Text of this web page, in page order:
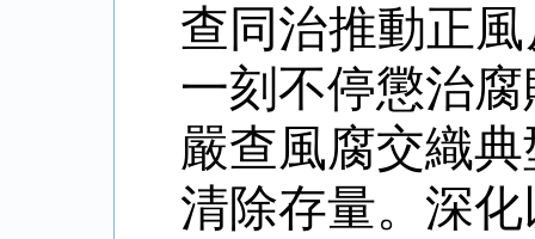
查同治推動正
一刻不停懲治
嚴查風腐交織
清除存量。深